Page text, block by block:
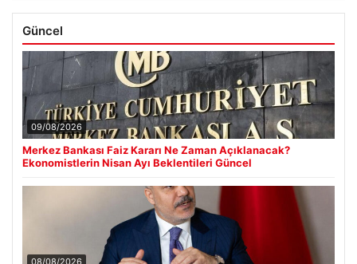
Güncel
09/08/2026
Merkez Bankası Faiz Kararı Ne Zaman Açıklanacak?
Ekonomistlerin Nisan Ayı Beklentileri Güncel